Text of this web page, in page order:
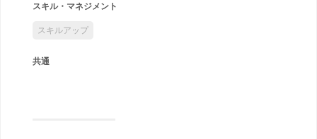
スキル・マネジメント
スキルアップ
共通